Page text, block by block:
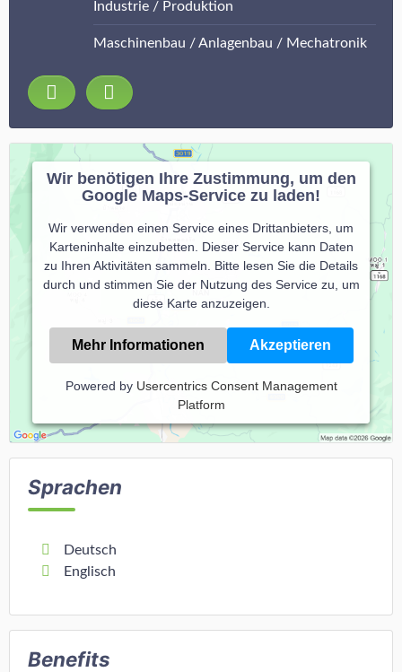
Industrie / Produktion
Maschinenbau / Anlagenbau / Mechatronik
Wir benötigen Ihre Zustimmung, um den
Google Maps-Service zu laden!
Wir verwenden einen Service eines Drittanbieters, um
Karteninhalte einzubetten. Dieser Service kann Daten
zu Ihren Aktivitäten sammeln. Bitte lesen Sie die Details
durch und stimmen Sie der Nutzung des Service zu, um
diese Karte anzuzeigen.
Mehr Informationen Akzeptieren
Powered by Usercentrics Consent Management
Platform
Sprachen
Deutsch
Englisch
Benefits